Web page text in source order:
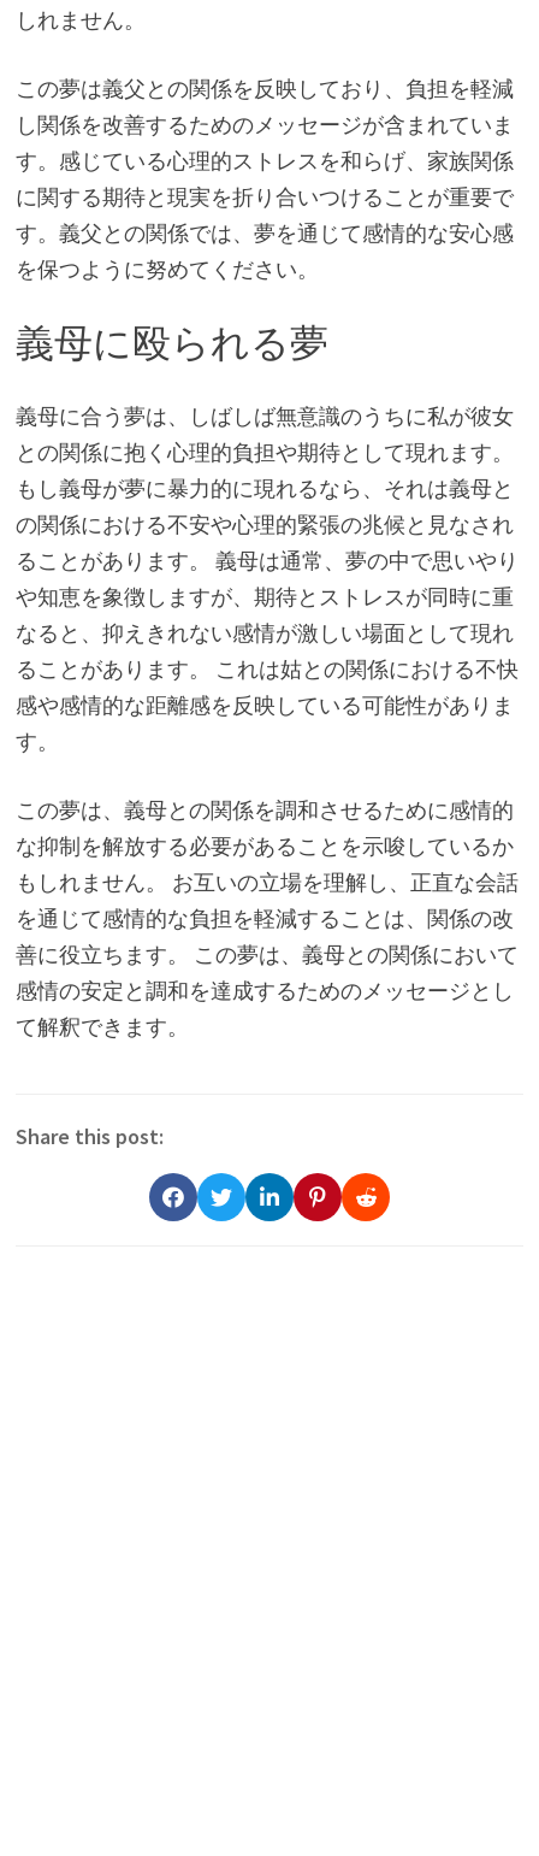
しれません。
この夢は義父との関係を反映しており、負担を軽減
し関係を改善するためのメッセージが含まれていま
す。感じている心理的ストレスを和らげ、家族関係
に関する期待と現実を折り合いつけることが重要で
す。義父との関係では、夢を通じて感情的な安心感
を保つように努めてください。
義母に殴られる夢
義母に合う夢は、しばしば無意識のうちに私が彼女
との関係に抱く心理的負担や期待として現れます。
もし義母が夢に暴力的に現れるなら、それは義母と
の関係における不安や心理的緊張の兆候と見なされ
ることがあります。 義母は通常、夢の中で思いやり
や知恵を象徴しますが、期待とストレスが同時に重
なると、抑えきれない感情が激しい場面として現れ
ることがあります。 これは姑との関係における不快
感や感情的な距離感を反映している可能性がありま
す。
この夢は、義母との関係を調和させるために感情的
な抑制を解放する必要があることを示唆しているか
もしれません。 お互いの立場を理解し、正直な会話
を通じて感情的な負担を軽減することは、関係の改
善に役立ちます。 この夢は、義母との関係において
感情の安定と調和を達成するためのメッセージとし
て解釈できます。
Share this post: